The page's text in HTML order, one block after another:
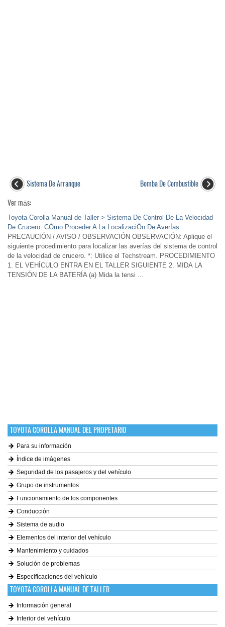
Sistema De Arranque
Bomba De Combustible
Ver más:
Toyota Corolla Manual de Taller > Sistema De Control De La Velocidad
De Crucero: CÓmo Proceder A La LocalizaciÓn De AverÍas
PRECAUCIÓN / AVISO / OBSERVACIÓN OBSERVACIÓN: Aplique el
siguiente procedimiento para localizar las averías del sistema de control
de la velocidad de crucero. *: Utilice el Techstream. PROCEDIMIENTO
1. EL VEHÍCULO ENTRA EN EL TALLER SIGUIENTE 2. MIDA LA
TENSIÓN DE LA BATERÍA (a) Mida la tensi ...
TOYOTA COROLLA MANUAL DEL PROPETARIO
Para su información
Índice de imágenes
Seguridad de los pasajeros y del vehículo
Grupo de instrumentos
Funcionamiento de los componentes
Conducción
Sistema de audio
Elementos del interior del vehículo
Mantenimiento y cuidados
Solución de problemas
Especificaciones del vehículo
TOYOTA COROLLA MANUAL DE TALLER
Información general
Interior del vehículo